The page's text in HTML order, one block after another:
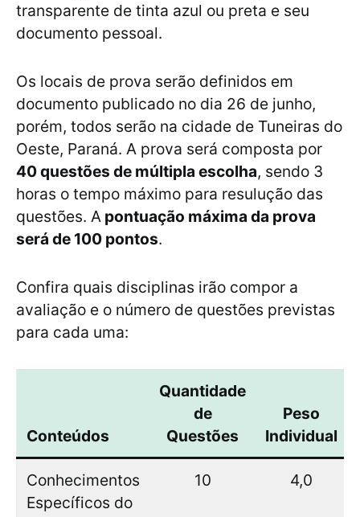
transparente de tinta azul ou preta e seu
documento pessoal.
Os locais de prova serão definidos em
documento publicado no dia 26 de junho,
porém, todos serão na cidade de Tuneiras do
Oeste, Paraná. A prova será composta por
40 questões de múltipla escolha, sendo 3
horas o tempo máximo para resulução das
questões. A pontuação máxima da prova
será de 100 pontos.
Confira quais disciplinas irão compor a
avaliação e o número de questões previstas
para cada uma:
Conteúdos
Quantidade
de
Questões
Peso
Individual
Conhecimentos
Específicos do
10 4,0